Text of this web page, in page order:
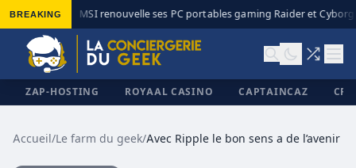
BREAKING MSI renouvelle ses PC portables gaming Raider et Cyborg
ZAP-HOSTING ROYAAL CASINO CAPTAINCAZ
Accueil/Le farm du geek/Avec Ripple le bon sens a de l’avenir